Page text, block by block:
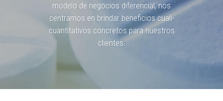
modelo de negocios diferencial, nos
centramos en brindar beneficios cuali-
cuantitativos concretos para nuestros
clientes.